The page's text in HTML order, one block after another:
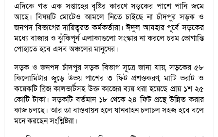
এদিকে গত এক সপ্তাহের বৃষ্টির কারণে সড়কের পাশে পানি জমে
আছে। বিষয়টি মোটেও আমলে নিতে চাইছে না চাঁদপুর সড়ক ও
জনপদ বিভাগের দায়িত্বরত কর্মকর্তারা। ঈদুল আযহার পূর্বে সড়কের
মধ্যে বাজার ও ঝুঁকিপূর্ন এলাকাগুলো সংস্কার না করলে চরম ভোগান্তি
পোহাতে হবে এসব অঞ্চলের মানুষের।
সড়ক ও জনপদ চাঁদপুর সড়ক বিভাগ সূত্রে জানা যায়, সড়কের ৫৮
কিলোমিটার জুড়ে উভয় পাশের ৩ ফিট প্রশস্তকরণ, মাটি ভরাট ও
কয়েকটি ব্রিজ কালভার্টসহ উক্ত কাজের ব্যয় ধরা হয়েছে প্রায় ১শ ২৫
কোটি টাকা। সড়কটি বর্তমান ১৮ থেকে ২৪ ফিট প্রস্থে উন্নিত করার
কাজ চলছে। আর তা বাস্তবায়ন হলে যানবাহন চলাচল সহজ হবে বলে
মনে করছেন সংশ্লিষ্টরা।